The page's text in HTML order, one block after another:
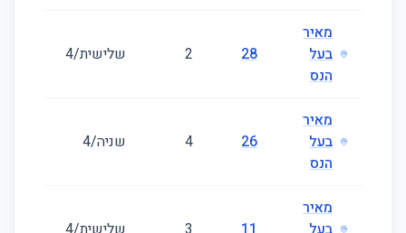
מאיר
בעל
הנס
28
2 שלישית/4
מאיר
בעל
הנס
26
4 שניה/4
מאיר